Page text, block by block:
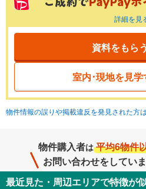
詳細を見
資料をもらう
室内･現地を見学
物件情報の誤りや掲載違反を発見された方
物件購入者は 平均6物件
お問い合わせをしてい
最近見た・周辺エリアで特徴が